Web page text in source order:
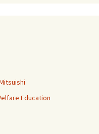
Education